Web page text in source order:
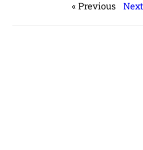
« Previous